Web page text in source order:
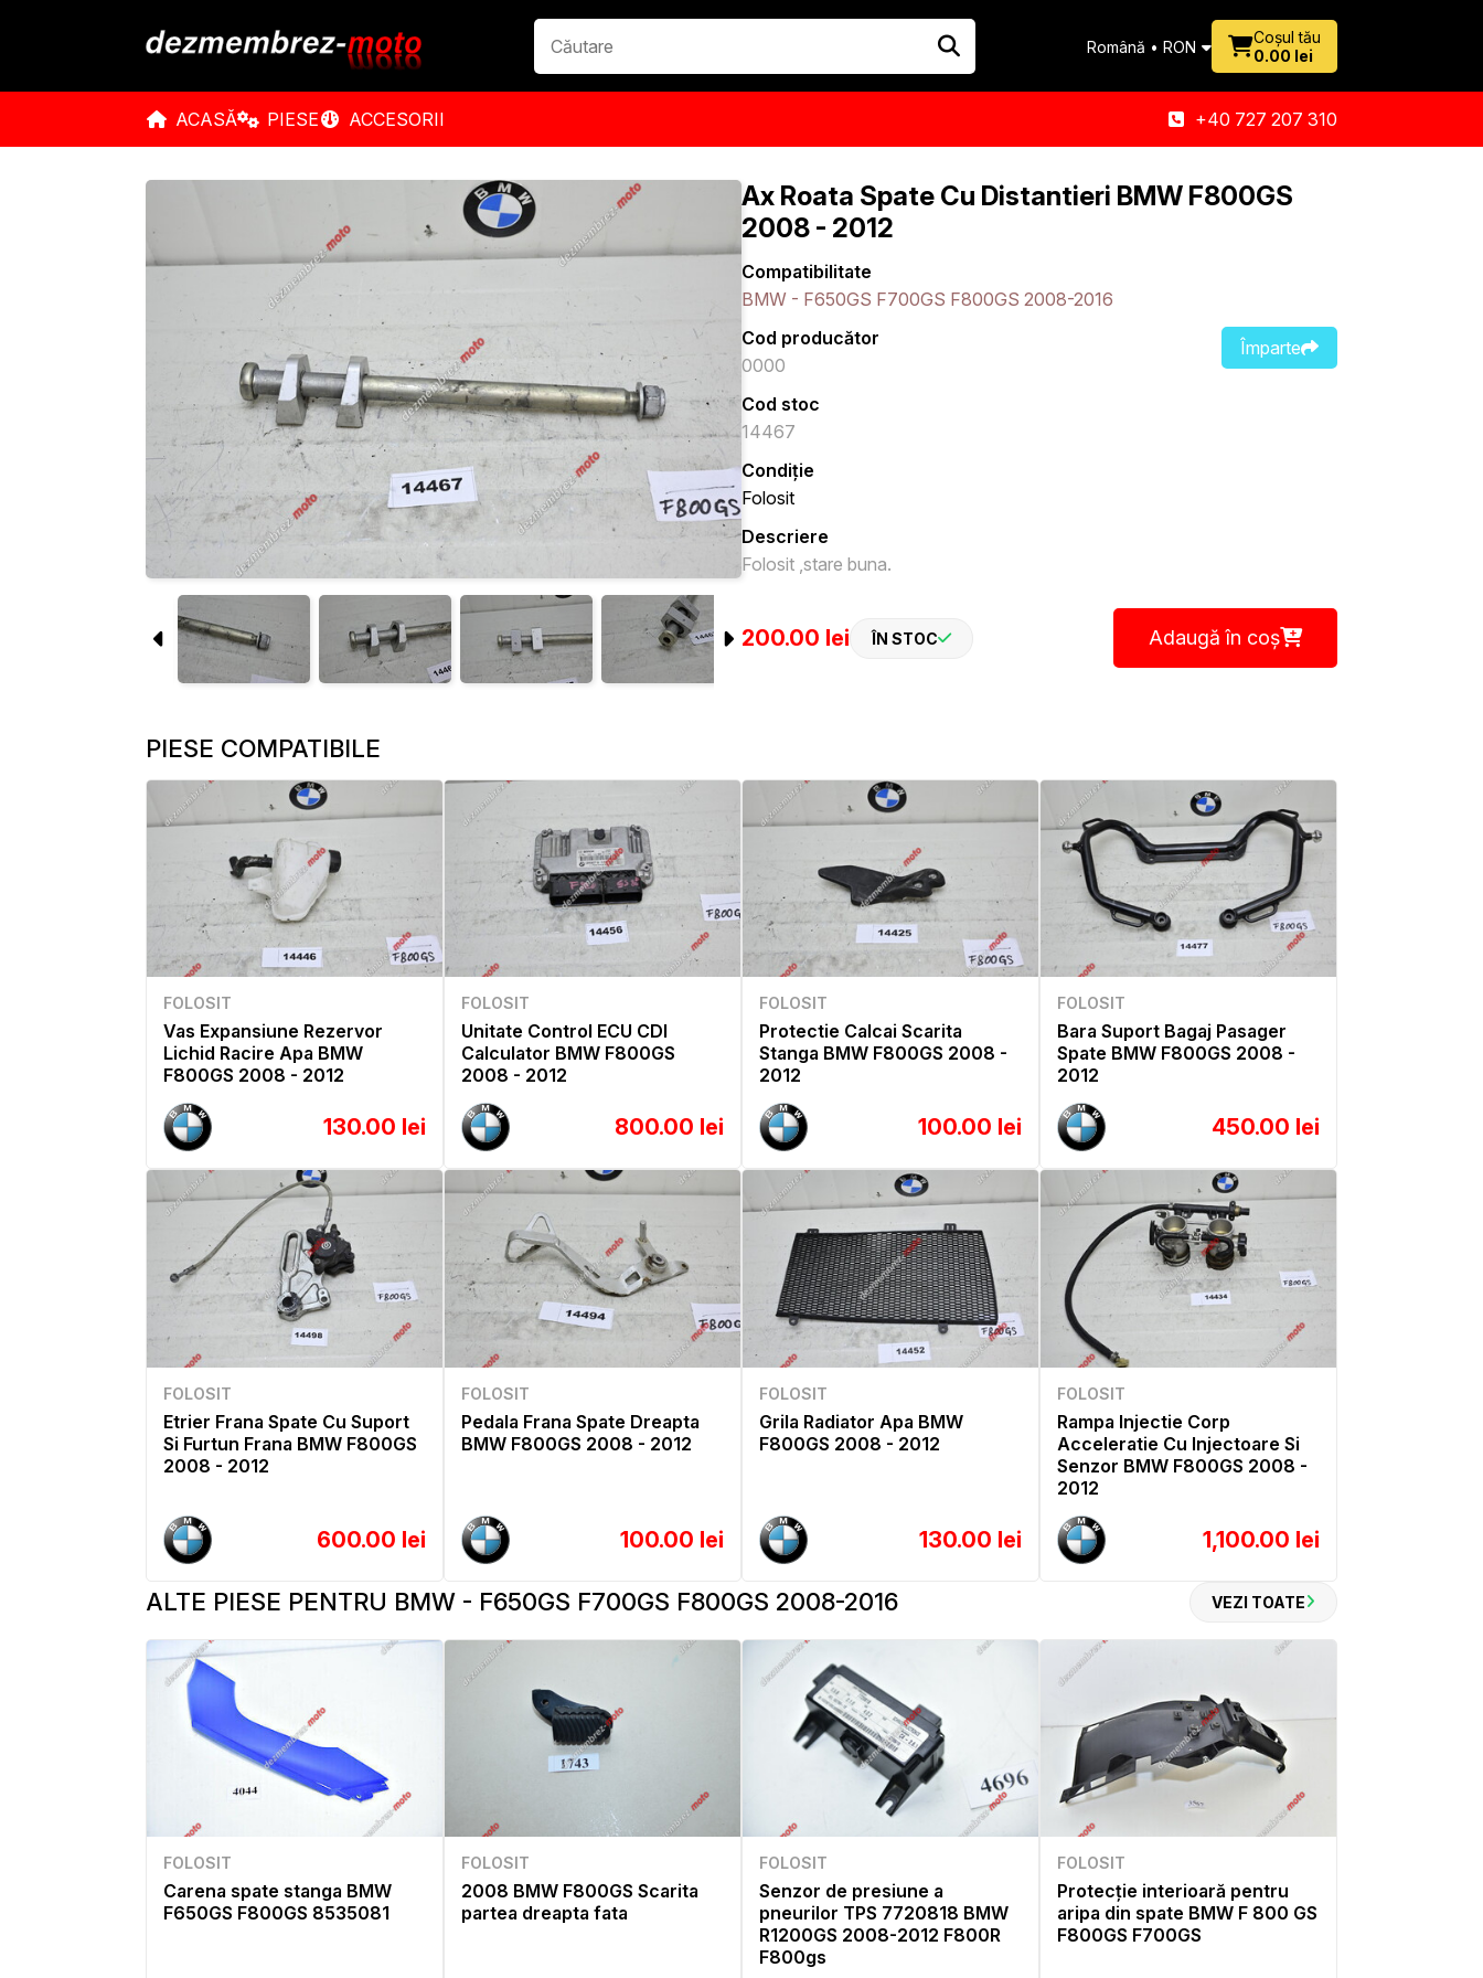
Română • RON
Coșul tău
0.00 lei
ACASĂ PIESE ACCESORII +40 727 207 310
Ax Roata Spate Cu Distantieri BMW F800GS
2008 - 2012
Compatibilitate
BMW - F650GS F700GS F800GS 2008-2016
Împarte
Cod producător
0000
Cod stoc
14467
Condiție
Folosit
Descriere
Folosit ,stare buna.
200.00 lei ÎN STOC Adaugă în coș
PIESE COMPATIBILE
FOLOSIT
Vas Expansiune Rezervor
Lichid Racire Apa BMW
F800GS 2008 - 2012
130.00 lei
FOLOSIT
Unitate Control ECU CDI
Calculator BMW F800GS
2008 - 2012
800.00 lei
FOLOSIT
Protectie Calcai Scarita
Stanga BMW F800GS 2008 -
2012
100.00 lei
FOLOSIT
Bara Suport Bagaj Pasager
Spate BMW F800GS 2008 -
2012
450.00 lei
FOLOSIT
Etrier Frana Spate Cu Suport
Si Furtun Frana BMW F800GS
2008 - 2012
600.00 lei
FOLOSIT
Pedala Frana Spate Dreapta
BMW F800GS 2008 - 2012
100.00 lei
FOLOSIT
Grila Radiator Apa BMW
F800GS 2008 - 2012
130.00 lei
FOLOSIT
Rampa Injectie Corp
Acceleratie Cu Injectoare Si
Senzor BMW F800GS 2008 -
2012
1,100.00 lei
ALTE PIESE PENTRU BMW - F650GS F700GS F800GS 2008-2016 VEZI TOATE
FOLOSIT
Carena spate stanga BMW
F650GS F800GS 8535081
FOLOSIT
2008 BMW F800GS Scarita
partea dreapta fata
FOLOSIT
Senzor de presiune a
pneurilor TPS 7720818 BMW
R1200GS 2008-2012 F800R
F800gs
FOLOSIT
Protecție interioară pentru
aripa din spate BMW F 800 GS
F800GS F700GS